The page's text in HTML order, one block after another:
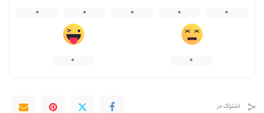
0
0
0
0
0
0
0
اشتراک در